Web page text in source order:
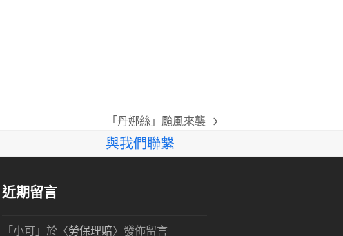
next
post:
「丹娜絲」颱風來襲
與我們聯繫
近期留言
「小可 」於〈勞保理賠〉發佈留言